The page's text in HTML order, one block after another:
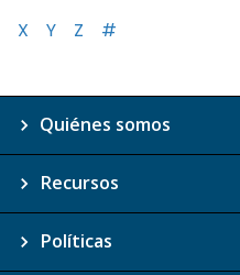
X
Y Z #
Quiénes somos
Recursos
Políticas